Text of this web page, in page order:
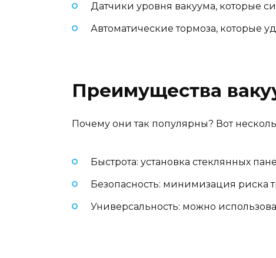
Датчики уровня вакуума, которые
Автоматические тормоза, которые
Преимущества
Почему они так популярны? Вот
Быстрота: установка стеклянных
Безопасность: минимизация риска
Универсальность: можно